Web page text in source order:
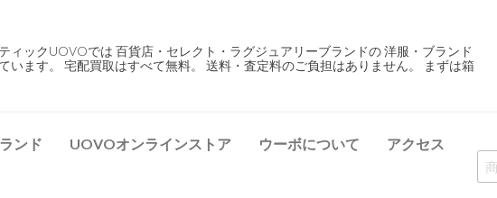
ックUOVOでは 百貨店・セレクト・ラグジュアリーブランドの 洋服・ブランド
ます。 宅配買取はすべて無料。 送料・査定料のご負担はありません。 まずは箱
ンド UOVOオンラインストア ウーボについて アクセス
検
索